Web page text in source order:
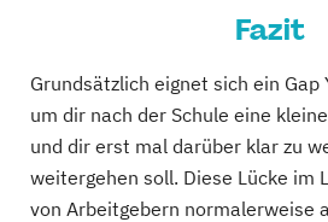
Fazit
Grundsätzlich eignet sich ein Gap
um dir nach der Schule eine
und dir erst mal darüber klar zu
weitergehen soll. Diese Lücke im
von Arbeitgebern normalerweise